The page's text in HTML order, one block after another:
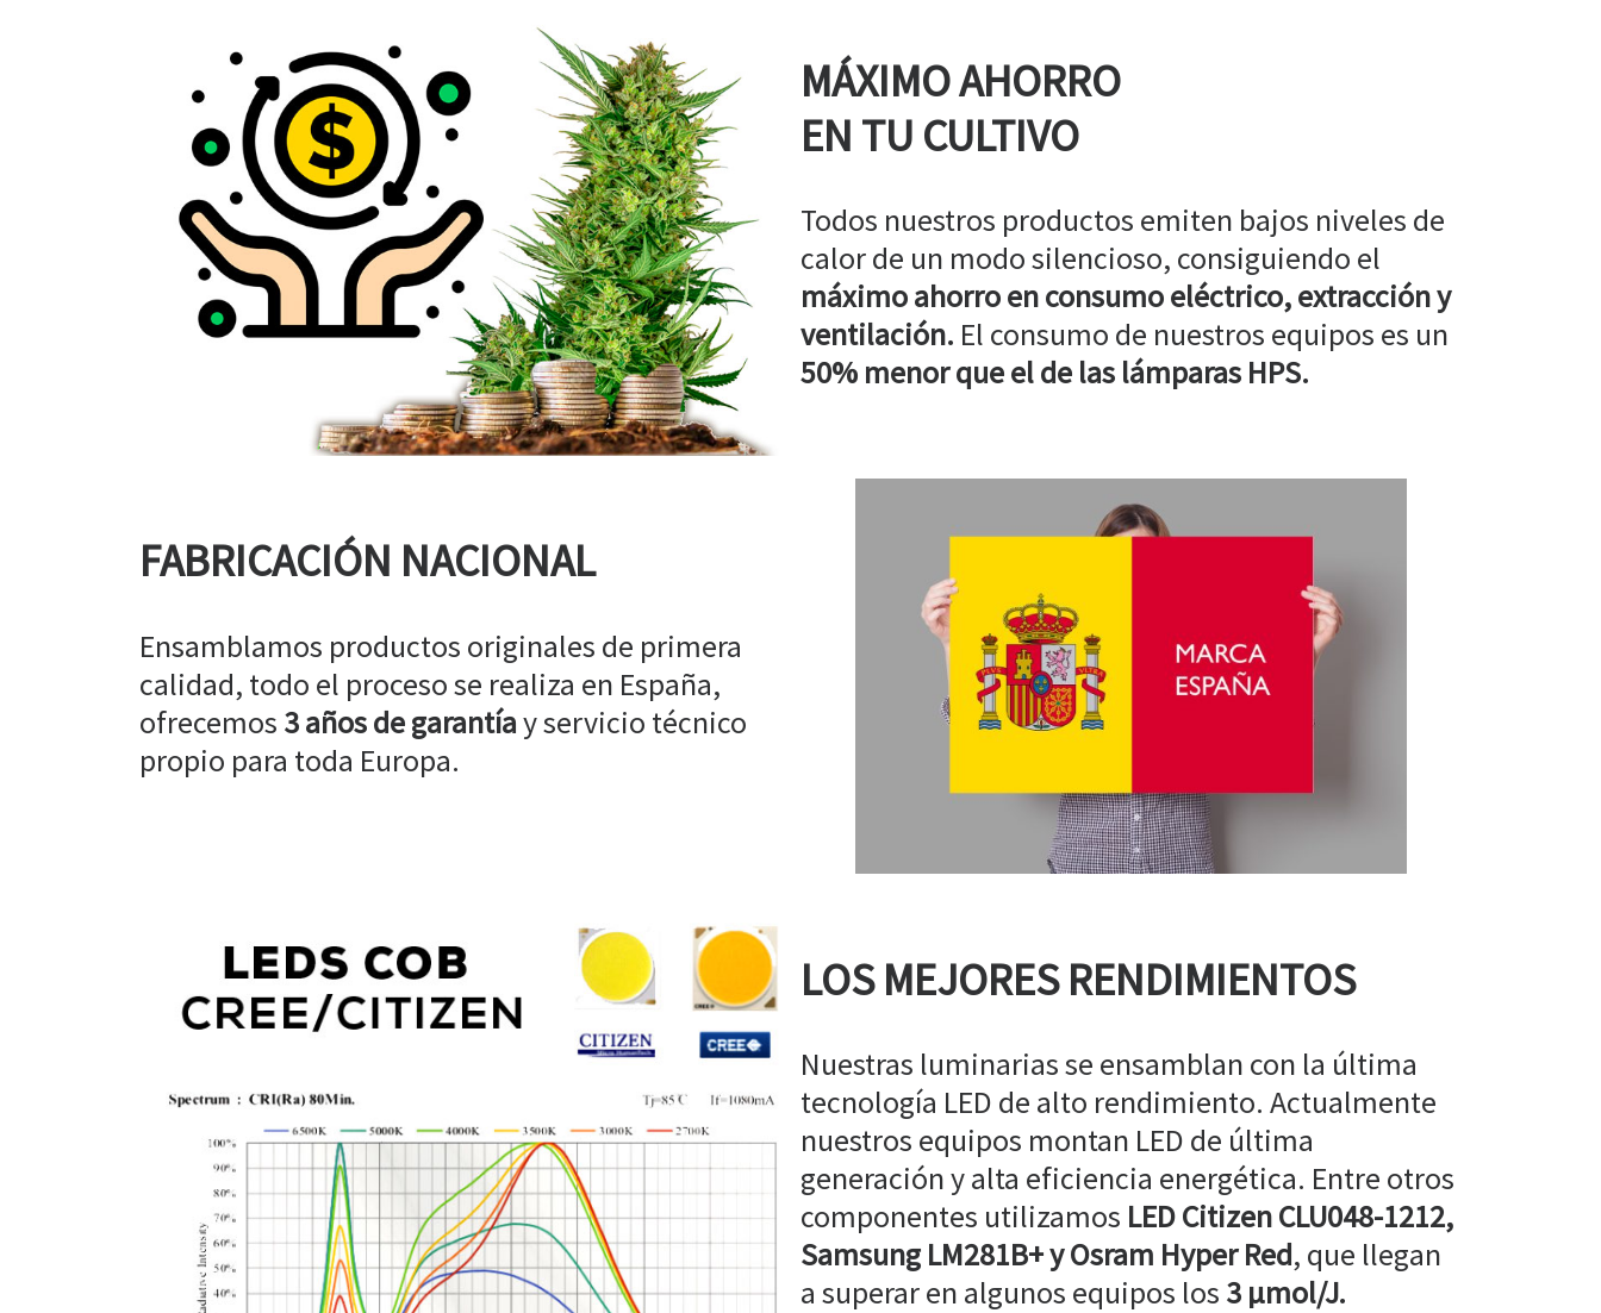
MÁXIMO AHORRO
EN TU CULTIVO
Todos nuestros productos emiten bajos niveles de
calor de un modo silencioso, consiguiendo el
máximo ahorro en consumo eléctrico, extracción y
ventilación. El consumo de nuestros equipos es un
50% menor que el de las lámparas HPS.
FABRICACIÓN NACIONAL
Ensamblamos productos originales de primera
calidad, todo el proceso se realiza en España,
ofrecemos 3 años de garantíay servicio técnico
propio para toda Europa.
LOS MEJORES RENDIMIENTOS
Nuestras luminarias se ensamblan con la última
tecnología LED de alto rendimiento. Actualmente
nuestros equipos montan LED de última
generación y alta eficiencia energética. Entre otros
componentes utilizamos LED Citizen CLU048-1212,
Samsung LM281B+ y Osram Hyper Red, que llegan
a superar en algunos equipos los 3 µmol/J.